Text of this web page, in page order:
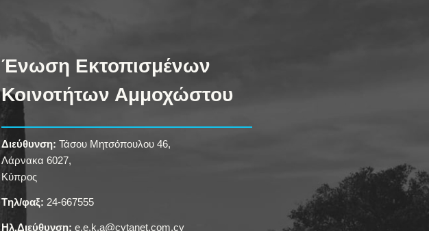
Ένωση Εκτοπισμένων
Κοινοτήτων Αμμοχώστου
Διεύθυνση: Τάσου Μητσόπουλου 46,
Λάρνακα 6027,
Κύπρος
Tηλ/φαξ: 24-667555
Ηλ.Διεύθυνση: e.e.k.a@cytanet.com.cy